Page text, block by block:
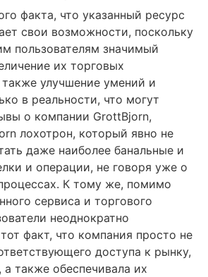
факта, что указанный ресурс
свои возможности, поскольку
пользователям значимый
их торговых
улучшение умений и
в реальности, что могут
о компании GrottBjorn,
лохотрон, который явно не
даже наиболее банальные и
и операции, не говоря уже о
К тому же, помимо
сервиса и торгового
неоднократно
факт, что компания просто не
доступа к рынку,
также обеспечивала их